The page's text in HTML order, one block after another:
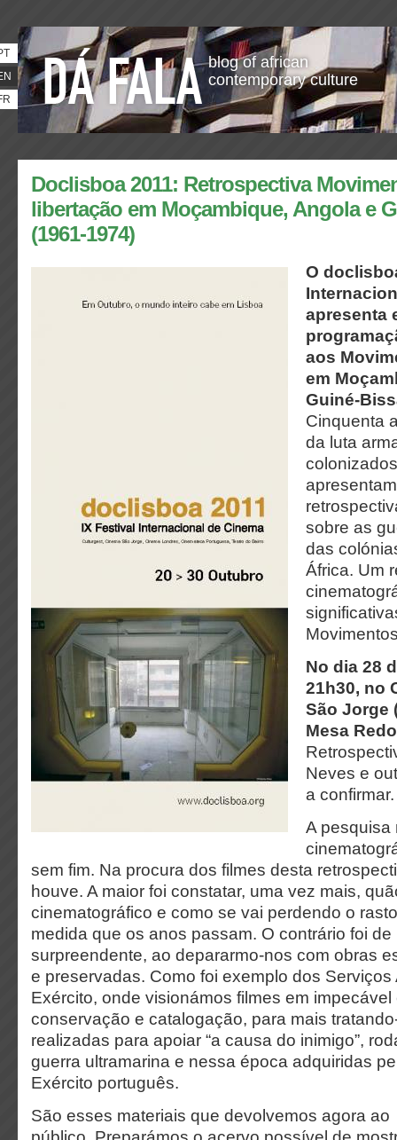
blog of african
contemporary culture
Doclisboa 2011: Retrospectiva
libertação em Moçambique, Angola e
(1961-1974)
O
apresenta
aos
em
Guiné-
Cinquenta
da luta
sobre as
das
África. Um
No dia 28
21h30, no
São Jorge
Mesa
Neves e
a confirmar.
A pesquisa
sem fim. Na procura dos filmes desta
houve. A maior foi constatar, uma vez mais,
cinematográfico e como se vai perdendo o
medida que os anos passam. O contrário foi de
surpreendente, ao depararmo-nos com obras
e preservadas. Como foi exemplo dos
Exército, onde visionámos filmes em
conservação e catalogação, para mais
realizadas para apoiar “a causa do inimigo”,
guerra ultramarina e nessa época adquiridas
Exército português.
São esses materiais que devolvemos agora ao